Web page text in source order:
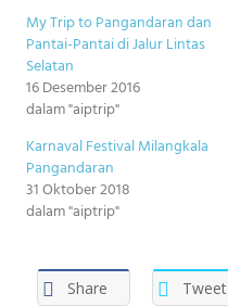
My Trip to Pangandaran dan
Pantai-Pantai di Jalur Lintas
Selatan
16 Desember 2016
dalam "aiptrip"
Karnaval Festival Milangkala
Pangandaran
31 Oktober 2018
dalam "aiptrip"
Share Tweet